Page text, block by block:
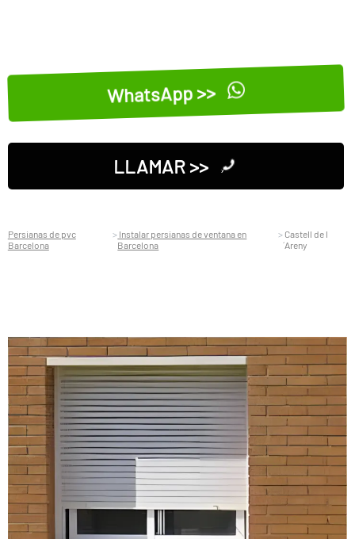
WhatsApp >>
LLAMAR >>
Persianas de pvc
Barcelona
Instalar persianas de ventana en
Barcelona
Castell de l
´Areny